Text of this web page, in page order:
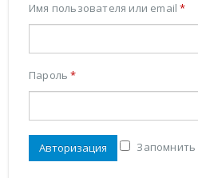
Имя пользователя или email*
Пароль*
Авторизация Запомнить